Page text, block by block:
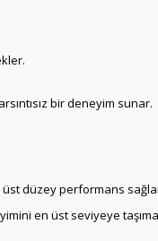
bir deneyim sunar.
üst düzey performans
en üst seviyeye